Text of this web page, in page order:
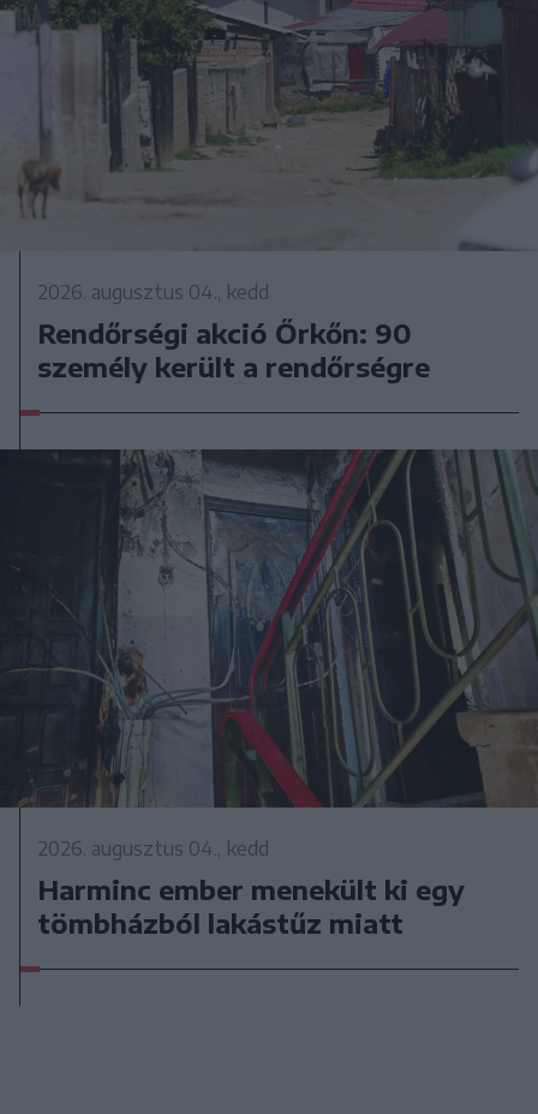
2026. augusztus 04., kedd
Rendőrségi akció Őrkőn: 90
személy került a rendőrségre
2026. augusztus 04., kedd
Harminc ember menekült ki egy
tömbházból lakástűz miatt